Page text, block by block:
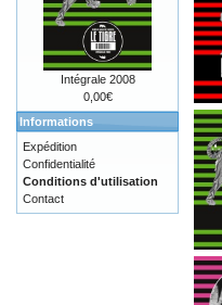
Intégrale 2008
0,00€
Informations
Expédition
Confidentialité
Conditions d'utilisation
Contact